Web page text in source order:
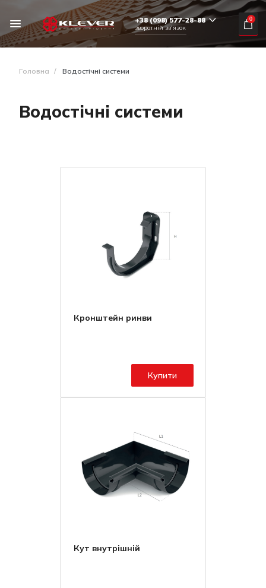
+38 (098) 577-28-88
зворотній зв'язок
0
Головна / Водостічні системи
Водостічні системи
Кронштейн ринви
Купити
Кут внутрішній